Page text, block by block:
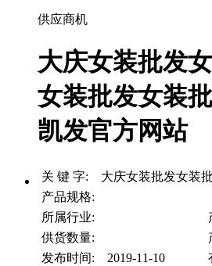
供应商机
大庆女装批发
女装批发女装
凯发官方网站
关 键 字: 大庆女装批发女装
产品规格:
所属行业:
供货数量:
发布时间: 2019-11-10